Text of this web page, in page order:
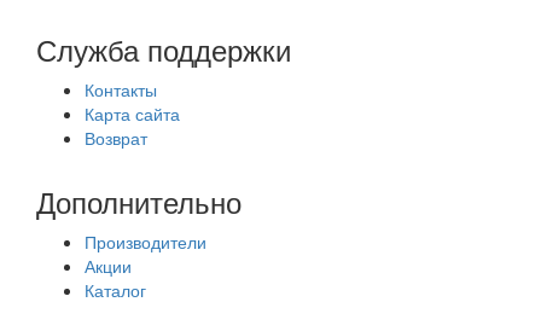
Служба поддержки
Контакты
Карта сайта
Возврат
Дополнительно
Производители
Акции
Каталог